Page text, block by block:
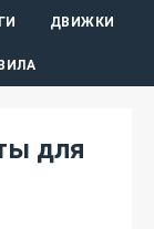
ДВИЖКИ
для